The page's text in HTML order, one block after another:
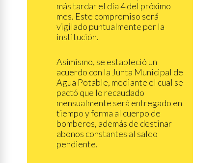
más tardar el día 4 del próximo
mes. Este compromiso será
vigilado puntualmente por la
institución.
Asimismo, se estableció un
acuerdo con la Junta Municipal de
Agua Potable, mediante el cual se
pactó que lo recaudado
mensualmente será entregado en
tiempo y forma al cuerpo de
bomberos, además de destinar
abonos constantes al saldo
pendiente.